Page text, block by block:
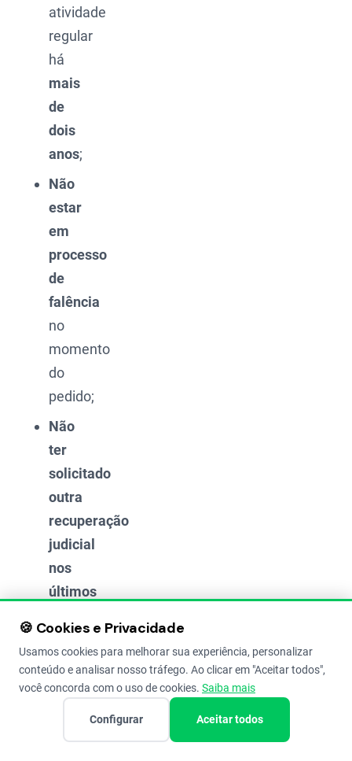
atividade
regular
há
mais
de
dois
anos;
Não
estar
em
processo
de
falência
no
momento
do
pedido;
Não
ter
solicitado
outra
recuperação
judicial
nos
últimos
Não
ter
ou
🍪 Cookies e Privacidade
Usamos cookies para melhorar sua experiência, personalizar
conteúdo e analisar nosso tráfego. Ao clicar em "Aceitar todos",
você concorda com o uso de cookies. Saiba mais
Configurar Aceitar todos